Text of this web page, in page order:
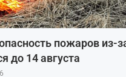
пожаров из-
до 14 августа